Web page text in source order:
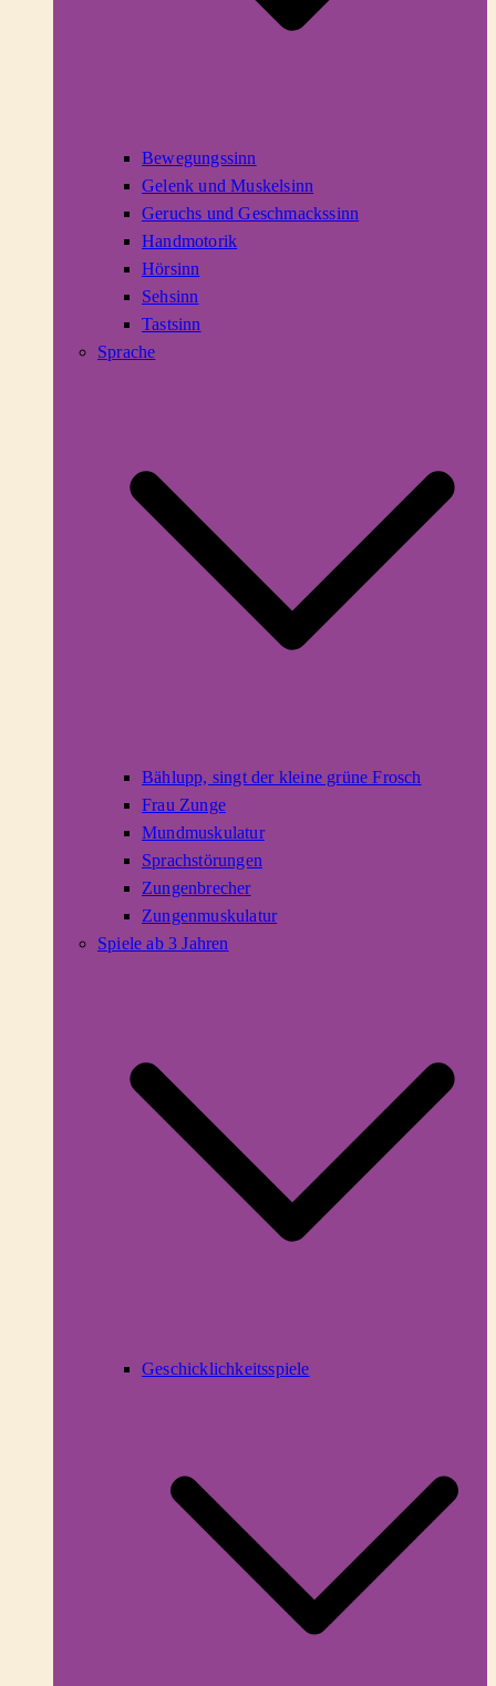
Bewegungssinn
Gelenk und Muskelsinn
Geruchs und Geschmackssinn
Handmotorik
Hörsinn
Sehsinn
Tastsinn
Sprache
Bählupp, singt der kleine grüne Frosch
Frau Zunge
Mundmuskulatur
Sprachstörungen
Zungenbrecher
Zungenmuskulatur
Spiele ab 3 Jahren
Geschicklichkeitsspiele